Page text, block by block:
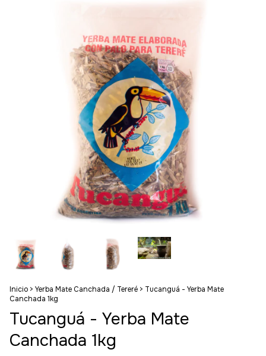
Inicio > Yerba Mate Canchada / Tereré > Tucanguá - Yerba Mate
Canchada 1kg
Tucanguá - Yerba Mate
Canchada 1kg